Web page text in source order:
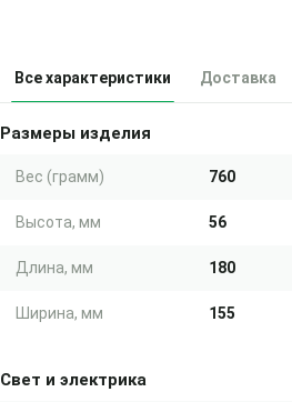
Все характеристики Доставка
Размеры изделия
Вес (грамм) 760
Высота, мм 56
Длина, мм 180
Ширина, мм 155
Свет и электрика